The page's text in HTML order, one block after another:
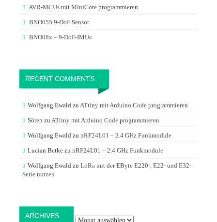
AVR-MCUs mit MiniCore programmieren
BNO055 9-DoF Sensor
BNO08x – 9-DoF-IMUs
RECENT COMMENTS
Wolfgang Ewald zu ATtiny mit Arduino Code programmieren
Sören zu ATtiny mit Arduino Code programmieren
Wolfgang Ewald zu nRF24L01 – 2.4 GHz Funkmodule
Lucian Betke zu nRF24L01 – 2.4 GHz Funkmodule
Wolfgang Ewald zu LoRa mit der EByte E220-, E22- und E32-
Serie nutzen
ARCHIVES